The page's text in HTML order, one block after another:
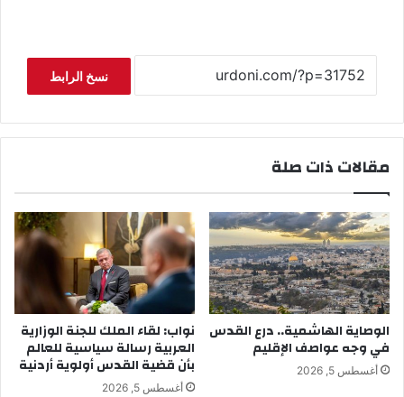
نسخ الرابط
مقالات ذات صلة
الوصاية الهاشمية.. درع القدس
في وجه عواصف الإقليم
أغسطس 5, 2026
نواب: لقاء الملك للجنة الوزارية
العربية رسالة سياسية للعالم
بأن قضية القدس أولوية أردنية
أغسطس 5, 2026